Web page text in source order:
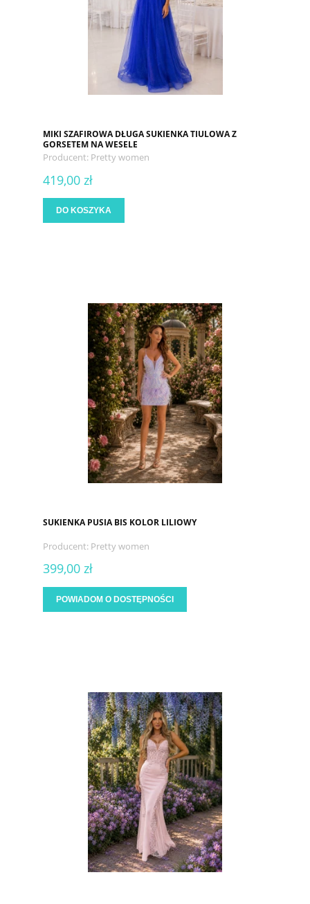
MIKI SZAFIROWA DŁUGA SUKIENKA TIULOWA Z
GORSETEM NA WESELE
Producent: Pretty women
419,00 zł
DO KOSZYKA
SUKIENKA PUSIA BIS KOLOR LILIOWY
Producent: Pretty women
399,00 zł
POWIADOM O DOSTĘPNOŚCI